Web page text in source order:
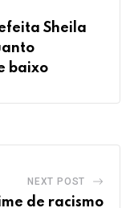
Sheila
baixo
NEXT POST
de racismo